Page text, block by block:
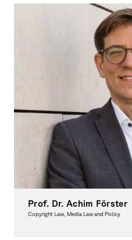
Prof. Dr. Achim Förster
Copyright Law, Media Law and Policy